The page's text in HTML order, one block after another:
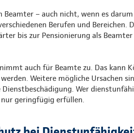
Beamter – auch nicht, wenn es
Berufen und Bereichen.
bis zur Pensionierung als
auch für Beamte zu. Das kann
Weitere mögliche Ursachen
Wer
geringfügig erfüllen.